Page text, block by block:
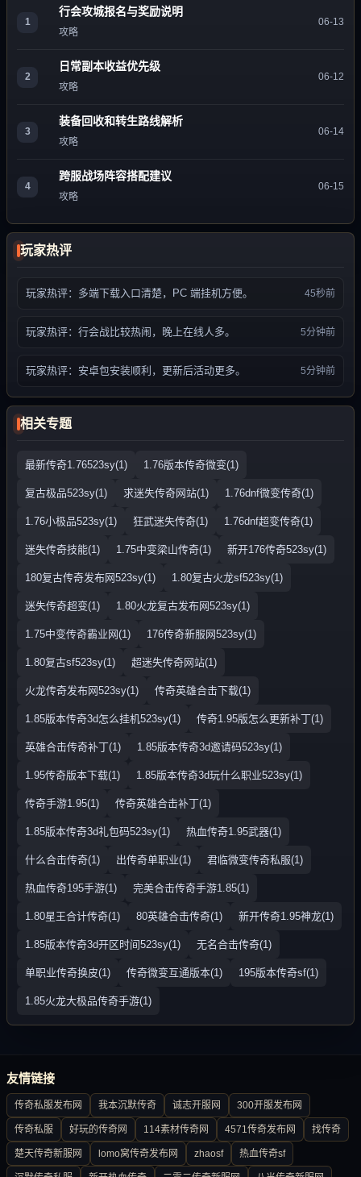
1
行会攻城报名与奖励说明
攻略
06-13
2
日常副本收益优先级
攻略
06-12
3
装备回收和转生路线解析
攻略
06-14
4
跨服战场阵容搭配建议
攻略
06-15
玩家热评
玩家热评：多端下载入口清楚，PC 端挂机方便。 45秒前
玩家热评：行会战比较热闹，晚上在线人多。 5分钟前
玩家热评：安卓包安装顺利，更新后活动更多。 5分钟前
相关专题
最新传奇1.76523sy(1) 1.76版本传奇微变(1)
复古极品523sy(1) 求迷失传奇网站(1) 1.76dnf微变传奇(1)
1.76小极品523sy(1) 狂武迷失传奇(1) 1.76dnf超变传奇(1)
迷失传奇技能(1) 1.75中变梁山传奇(1) 新开176传奇523sy(1)
180复古传奇发布网523sy(1) 1.80复古火龙sf523sy(1)
迷失传奇超变(1) 1.80火龙复古发布网523sy(1)
1.75中变传奇霸业网(1) 176传奇新服网523sy(1)
1.80复古sf523sy(1) 超迷失传奇网站(1)
火龙传奇发布网523sy(1) 传奇英雄合击下载(1)
1.85版本传奇3d怎么挂机523sy(1) 传奇1.95版怎么更新补丁(1)
英雄合击传奇补丁(1) 1.85版本传奇3d邀请码523sy(1)
1.95传奇版本下载(1) 1.85版本传奇3d玩什么职业523sy(1)
传奇手游1.95(1) 传奇英雄合击补丁(1)
1.85版本传奇3d礼包码523sy(1) 热血传奇1.95武器(1)
什么合击传奇(1) 出传奇单职业(1) 君临微变传奇私服(1)
热血传奇195手游(1) 完美合击传奇手游1.85(1)
1.80星王合计传奇(1) 80英雄合击传奇(1) 新开传奇1.95神龙(1)
1.85版本传奇3d开区时间523sy(1) 无名合击传奇(1)
单职业传奇换皮(1) 传奇微变互通版本(1) 195版本传奇sf(1)
1.85火龙大极品传奇手游(1)
友情链接
传奇私服发布网 我本沉默传奇 诚志开服网 300开服发布网
传奇私服 好玩的传奇网 114素材传奇网 4571传奇发布网 找传奇
楚天传奇新服网 lomo窝传奇发布网 zhaosf 热血传奇sf